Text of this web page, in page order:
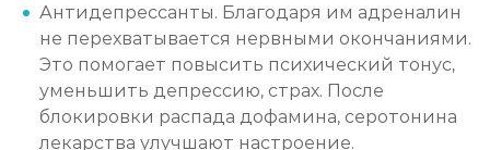
Антидепрессанты. Благодаря им адреналин
не перехватывается нервными окончаниями.
Это помогает повысить психический тонус,
уменьшить депрессию, страх. После
блокировки распада дофамина, серотонина
лекарства улучшают настроение.